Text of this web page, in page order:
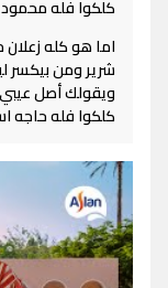
كلكوا فله
اما هو كله
شرير ومن بيكسر
ويقولك أصل
كلكوا فله حاجه